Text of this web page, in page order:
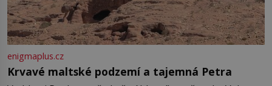
enigmaplus.cz
Krvavé maltské podzemí a tajemná Petra